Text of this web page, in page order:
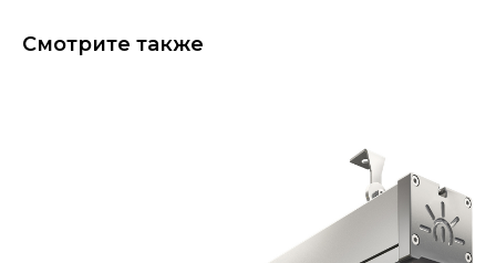
Смотрите также